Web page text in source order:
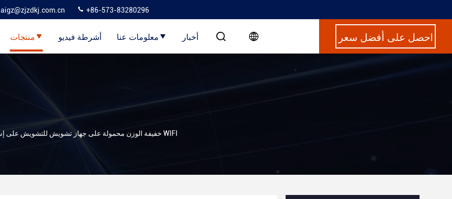
laigz@zjzdkj.com.cn +86-573-83280296
منتجات أشرطة فيديو معلومات عنا أخبار احصل على أفضل سعر
AC220V 60Kg خفيفة الوزن محمولة على جهاز تشويش للتشويش على إشارة WIFI